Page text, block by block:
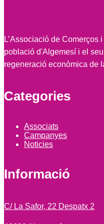
L’Associació de
població d'Algemesí i el
regeneració econòmica de
Categories
Associats
Campanyes
Noticies
Informació
C/ La Safor, 22 Despatx 2